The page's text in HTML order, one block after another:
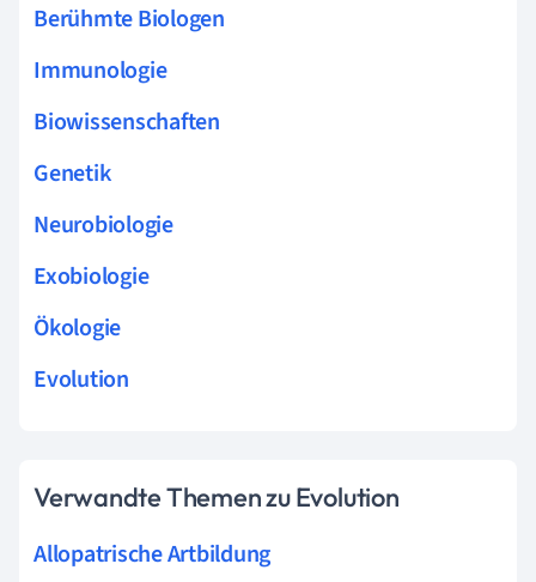
Berühmte Biologen
Immunologie
Biowissenschaften
Genetik
Neurobiologie
Exobiologie
Ökologie
Evolution
Verwandte Themen zu Evolution
Allopatrische Artbildung